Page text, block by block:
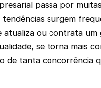
passa por muitas
tendências surgem
atualiza ou contrata um
se torna mais
de tanta concorrência